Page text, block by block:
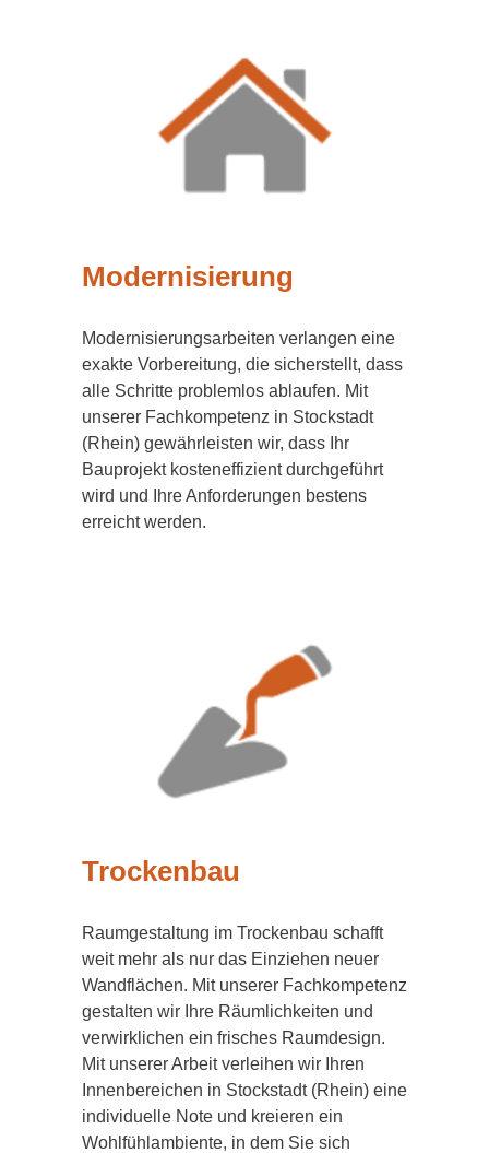
Modernisierung
Modernisierungsarbeiten verlangen eine
exakte Vorbereitung, die sicherstellt, dass
alle Schritte problemlos ablaufen. Mit
unserer Fachkompetenz in Stockstadt
(Rhein) gewährleisten wir, dass Ihr
Bauprojekt kosteneffizient durchgeführt
wird und Ihre Anforderungen bestens
erreicht werden.
Trockenbau
Raumgestaltung im Trockenbau schafft
weit mehr als nur das Einziehen neuer
Wandflächen. Mit unserer Fachkompetenz
gestalten wir Ihre Räumlichkeiten und
verwirklichen ein frisches Raumdesign.
Mit unserer Arbeit verleihen wir Ihren
Innenbereichen in Stockstadt (Rhein) eine
individuelle Note und kreieren ein
Wohlfühlambiente, in dem Sie sich